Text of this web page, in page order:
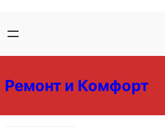
содержимому
содержимому
Ремонт и Комфорт